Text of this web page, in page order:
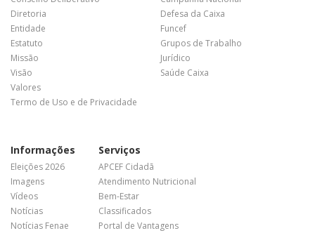
Diretoria
Entidade
Estatuto
Missão
Visão
Valores
Termo de Uso e de Privacidade
Defesa da Caixa
Funcef
Grupos de Trabalho
Jurídico
Saúde Caixa
Informações
Eleições 2026
Imagens
Vídeos
Notícias
Notícias Fenae
Serviços
APCEF Cidadã
Atendimento Nutricional
Bem-Estar
Classificados
Portal de Vantagens